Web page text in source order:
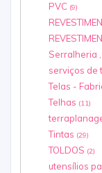
PVC (9)
Serralheria
serviços de
Telas -
Telhas (11)
Tintas (29)
TOLDOS (2)
utensílios